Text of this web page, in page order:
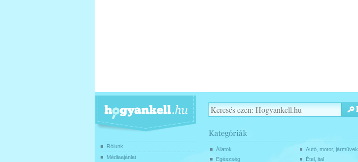
Állatok Autó, motor, járművek
Egészség
Étel, ital
Rólunk
Médiaajánlat